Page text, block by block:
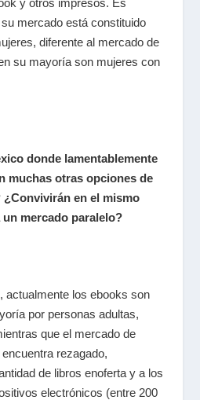
y otros impresos. Es
mercado está constituido
diferente al mercado de
su mayoría son mujeres con
donde lamentablemente
muchas otras opciones de
en el mismo
mercado paralelo?
actualmente los ebooks son
por personas adultas,
que el mercado de
rezagado,
de libros enoferta y a los
electrónicos (entre 200